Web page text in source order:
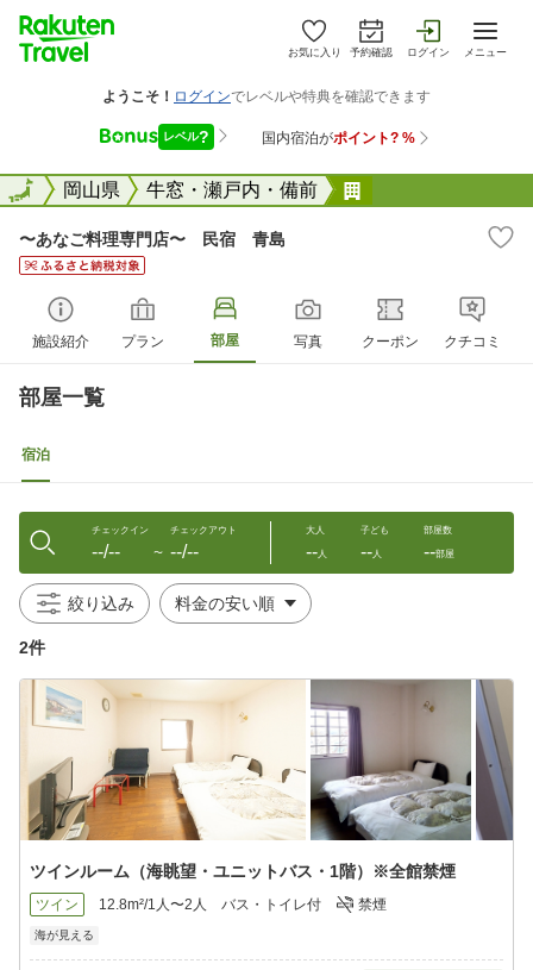
お気に入り 予約確認 ログイン メニュー
全国岡山県 牛窓・瀬戸内・備前
全国
〜あなご料理専門店〜 民宿 青島
施設紹介 プラン 部屋 写真 クーポン クチコミ
部屋一覧
宿泊
チェックイン
--/-- 〜
チェックアウト
--/--
大人
--人
子ども
--人
部屋数
--部屋
絞り込み
2件
ツインルーム（海眺望・ユニットバス・1階）※全館禁煙
ツイン 12.8m²/1人〜2人 バス・トイレ付 禁煙
海が見える